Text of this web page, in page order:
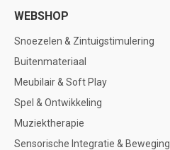
WEBSHOP
Snoezelen & Zintuigstimulering
Buitenmateriaal
Meubilair & Soft Play
Spel & Ontwikkeling
Muziektherapie
Sensorische Integratie & Beweging